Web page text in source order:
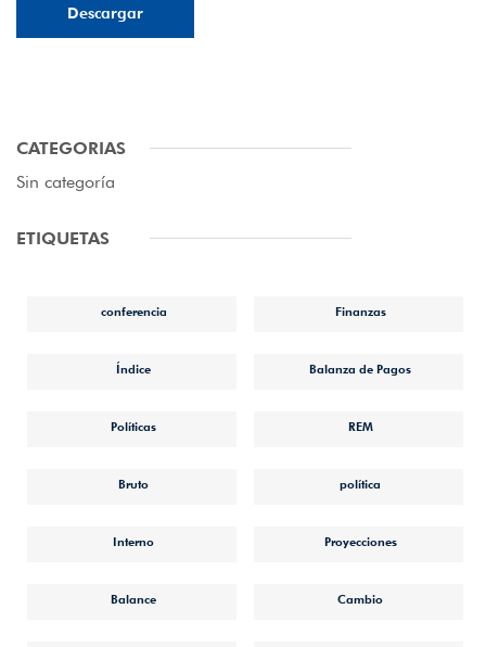
Descargar
CATEGORIAS
Sin categoría
ETIQUETAS
conferencia Finanzas
Índice Balanza de Pagos
Políticas REM
Bruto política
Interno Proyecciones
Balance Cambio